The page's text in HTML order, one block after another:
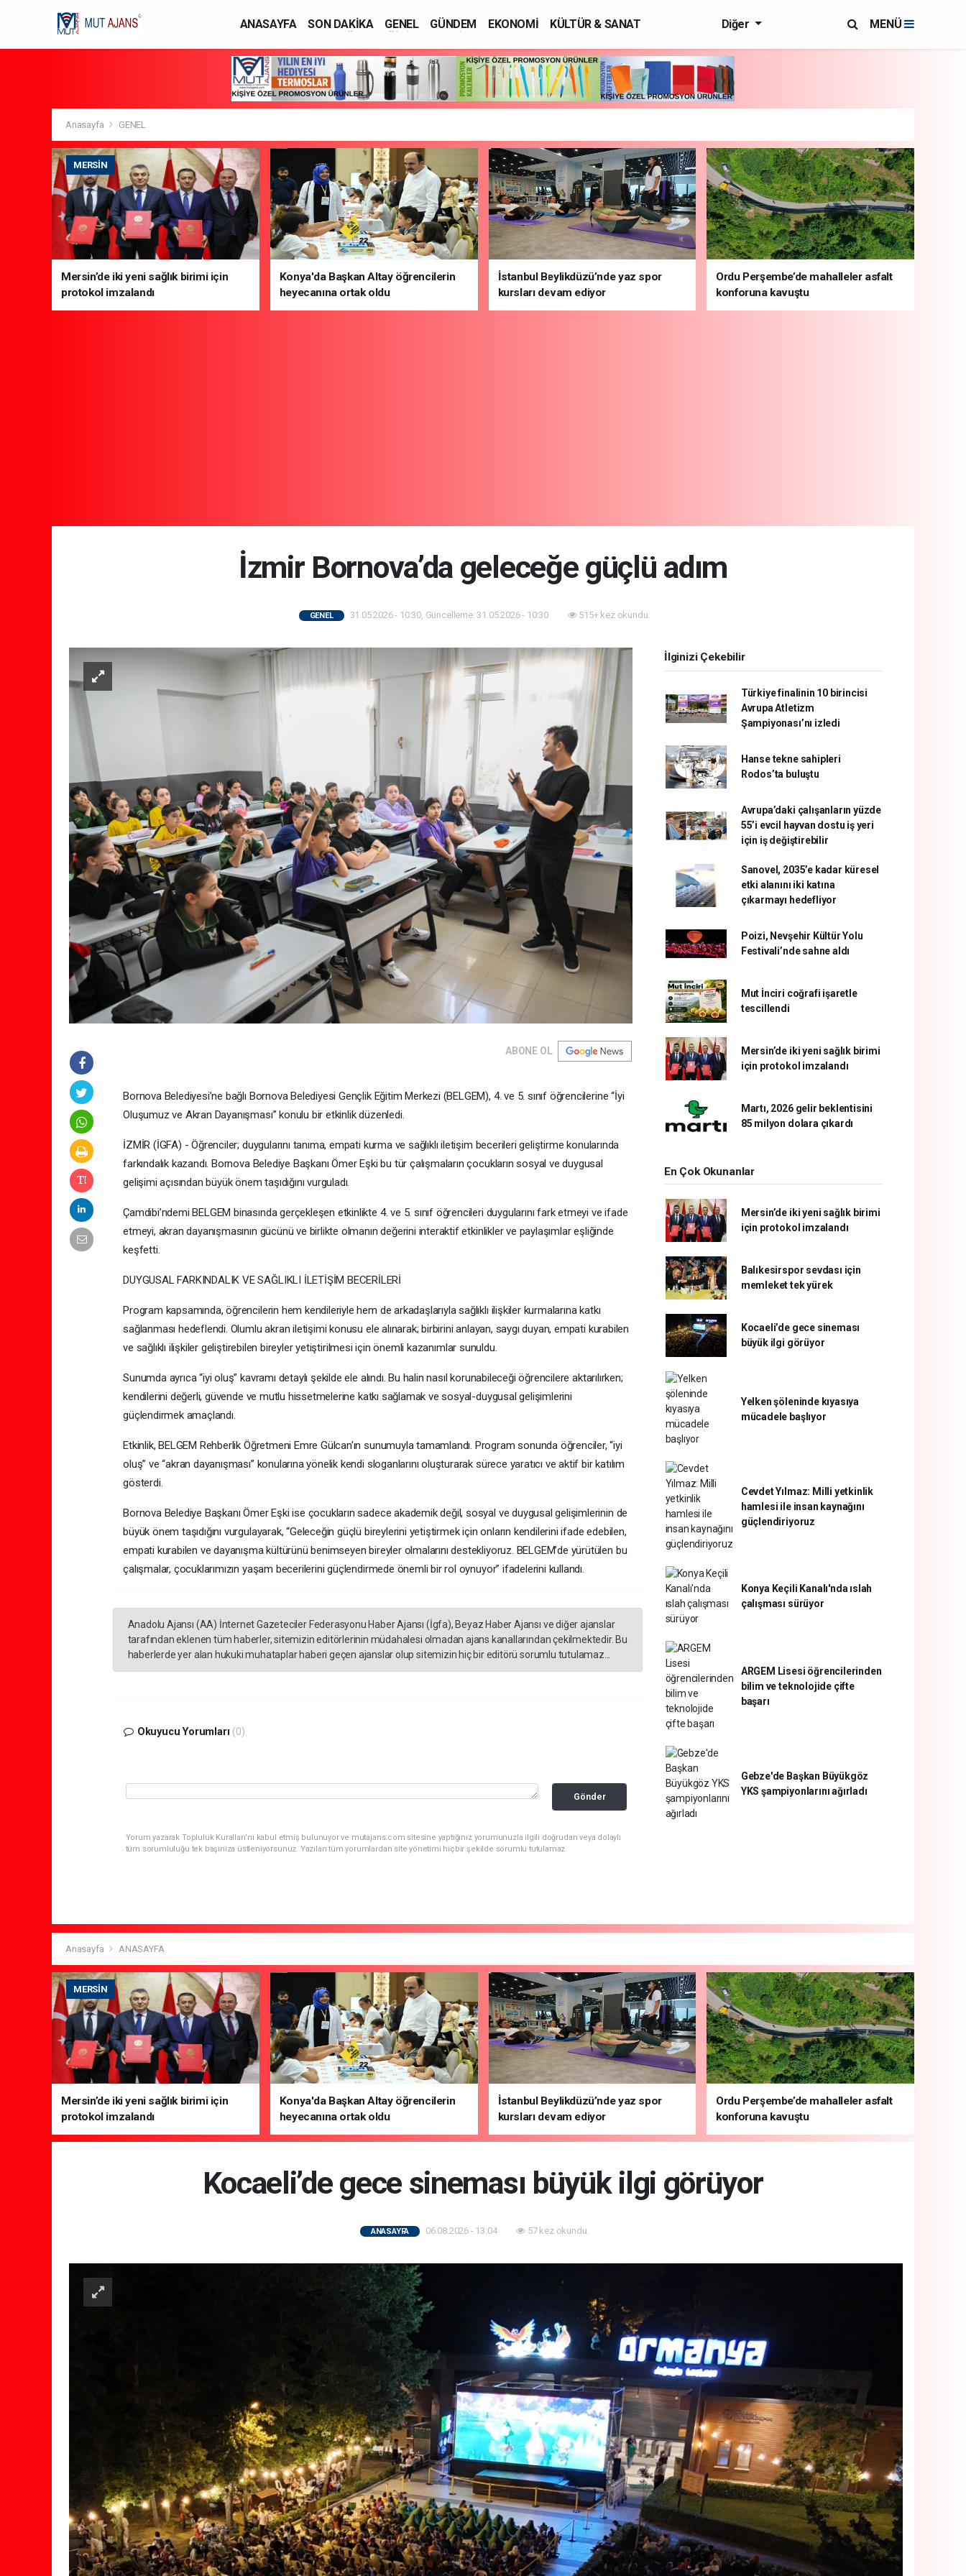
ANASAYFA SON DAKİKA GENEL GÜNDEM EKONOMİ
KÜLTÜR & SANAT
Diğer MENÜ
Anasayfa GENEL
MERSIN
Mersin’de iki yeni sağlık birimi için
protokol imzalandı
Konya'da Başkan Altay öğrencilerin
heyecanına ortak oldu
İstanbul Beylikdüzü’nde yaz spor
kursları devam ediyor
Ordu Perşembe’de mahalleler asfalt
konforuna kavuştu
İzmir Bornova’da geleceğe güçlü adım
GENEL 31.05.2026 - 10:30, Güncelleme: 31.05.2026 - 10:30 515+ kez okundu.
ABONE OL
Bornova Belediyesi’ne bağlı Bornova Belediyesi Gençlik Eğitim Merkezi (BELGEM), 4. ve 5. sınıf öğrencilerine “İyi
Oluşumuz ve Akran Dayanışması” konulu bir etkinlik düzenledi.
İZMİR (İGFA) - Öğrenciler; duygularını tanıma, empati kurma ve sağlıklı iletişim becerileri geliştirme konularında
farkındalık kazandı. Bornova Belediye Başkanı Ömer Eşki bu tür çalışmaların çocukların sosyal ve duygusal
gelişimi açısından büyük önem taşıdığını vurguladı.
Çamdibi’ndemi BELGEM binasında gerçekleşen etkinlikte 4. ve 5. sınıf öğrencileri duygularını fark etmeyi ve ifade
etmeyi, akran dayanışmasının gücünü ve birlikte olmanın değerini interaktif etkinlikler ve paylaşımlar eşliğinde
keşfetti.
DUYGUSAL FARKINDALIK VE SAĞLIKLI İLETİŞİM BECERİLERİ
Program kapsamında, öğrencilerin hem kendileriyle hem de arkadaşlarıyla sağlıklı ilişkiler kurmalarına katkı
sağlanması hedeflendi. Olumlu akran iletişimi konusu ele alınarak; birbirini anlayan, saygı duyan, empati kurabilen
ve sağlıklı ilişkiler geliştirebilen bireyler yetiştirilmesi için önemli kazanımlar sunuldu.
Sunumda ayrıca “iyi oluş” kavramı detaylı şekilde ele alındı. Bu halin nasıl korunabileceği öğrencilere aktarılırken;
kendilerini değerli, güvende ve mutlu hissetmelerine katkı sağlamak ve sosyal-duygusal gelişimlerini
güçlendirmek amaçlandı.
Etkinlik, BELGEM Rehberlik Öğretmeni Emre Gülcan’ın sunumuyla tamamlandı. Program sonunda öğrenciler, “iyi
oluş” ve “akran dayanışması” konularına yönelik kendi sloganlarını oluşturarak sürece yaratıcı ve aktif bir katılım
gösterdi.
Bornova Belediye Başkanı Ömer Eşki ise çocukların sadece akademik değil, sosyal ve duygusal gelişimlerinin de
büyük önem taşıdığını vurgulayarak, “Geleceğin güçlü bireylerini yetiştirmek için onların kendilerini ifade edebilen,
empati kurabilen ve dayanışma kültürünü benimseyen bireyler olmalarını destekliyoruz. BELGEM’de yürütülen bu
çalışmalar, çocuklarımızın yaşam becerilerini güçlendirmede önemli bir rol oynuyor” ifadelerini kullandı.
Anadolu Ajansı (AA) İnternet Gazeteciler Federasyonu Haber Ajansı (İgfa), Beyaz Haber Ajansı ve diğer ajanslar
tarafından eklenen tüm haberler, sitemizin editörlerinin müdahalesi olmadan ajans kanallarından çekilmektedir. Bu
haberlerde yer alan hukuki muhataplar haberi geçen ajanslar olup sitemizin hiç bir editörü sorumlu tutulamaz...
Okuyucu Yorumları (0)
Gönder
Yorum yazarak Topluluk Kuralları’nı kabul etmiş bulunuyor ve mutajans.com sitesine yaptığınız yorumunuzla ilgili doğrudan veya dolaylı
tüm sorumluluğu tek başınıza üstleniyorsunuz. Yazılan tüm yorumlardan site yönetimi hiçbir şekilde sorumlu tutulamaz.
İlginizi Çekebilir
Türkiye finalinin 10 birincisi
Avrupa Atletizm
Şampiyonası’nı izledi
Hanse tekne sahipleri
Rodos’ta buluştu
Avrupa’daki çalışanların yüzde
55’i evcil hayvan dostu iş yeri
için iş değiştirebilir
Sanovel, 2035’e kadar küresel
etki alanını iki katına
çıkarmayı hedefliyor
Poizi, Nevşehir Kültür Yolu
Festivali’nde sahne aldı
Mut İnciri coğrafi işaretle
tescillendi
Mersin’de iki yeni sağlık birimi
için protokol imzalandı
Martı, 2026 gelir beklentisini
85 milyon dolara çıkardı
En Çok Okunanlar
Mersin’de iki yeni sağlık birimi
için protokol imzalandı
Balıkesirspor sevdası için
memleket tek yürek
Kocaeli’de gece sineması
büyük ilgi görüyor
Yelken şöleninde kıyasıya
mücadele başlıyor
Cevdet Yılmaz: Milli yetkinlik
hamlesi ile insan kaynağını
güçlendiriyoruz
Konya Keçili Kanalı'nda ıslah
çalışması sürüyor
ARGEM Lisesi öğrencilerinden
bilim ve teknolojide çifte
başarı
Gebze'de Başkan Büyükgöz
YKS şampiyonlarını ağırladı
Anasayfa ANASAYFA
MERSIN
Mersin’de iki yeni sağlık birimi için
protokol imzalandı
Konya'da Başkan Altay öğrencilerin
heyecanına ortak oldu
İstanbul Beylikdüzü’nde yaz spor
kursları devam ediyor
Ordu Perşembe’de mahalleler asfalt
konforuna kavuştu
Kocaeli’de gece sineması büyük ilgi görüyor
ANASAYFA 06.08.2026 - 13:04 57 kez okundu.